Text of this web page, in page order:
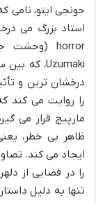
جونجی ایتو، نامی
استاد بزرگ می
horror (وحشت
Uzumaki
درخشان ترین و
را روایت می کند
مارپیچ قرار می
ظاهر بی خطر،
ایجاد می کند.
را در فضایی از
تنها به دلیل